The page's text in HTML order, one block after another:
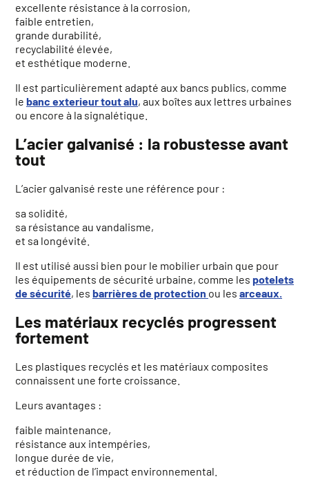
excellente résistance à la corrosion,
faible entretien,
grande durabilité,
recyclabilité élevée,
et esthétique moderne.
Il est particulièrement adapté aux bancs publics, comme
le banc exterieur tout alu, aux boîtes aux lettres urbaines
ou encore à la signalétique.
L’acier galvanisé : la robustesse avant
tout
L’acier galvanisé reste une référence pour :
sa solidité,
sa résistance au vandalisme,
et sa longévité.
Il est utilisé aussi bien pour le mobilier urbain que pour
les équipements de sécurité urbaine, comme les potelets
de sécurité, les barrières de protection ou les arceaux.
Les matériaux recyclés progressent
fortement
Les plastiques recyclés et les matériaux composites
connaissent une forte croissance.
Leurs avantages :
faible maintenance,
résistance aux intempéries,
longue durée de vie,
et réduction de l’impact environnemental.